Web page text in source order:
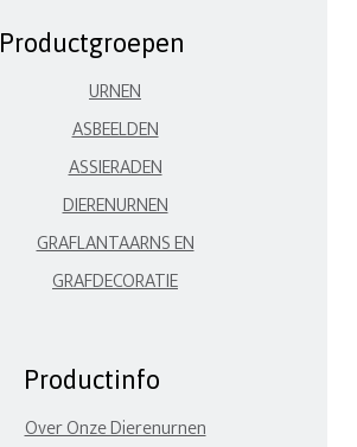
Productgroepen
URNEN
ASBEELDEN
ASSIERADEN
DIERENURNEN
GRAFLANTAARNS EN
GRAFDECORATIE
Productinfo
Over Onze Dierenurnen